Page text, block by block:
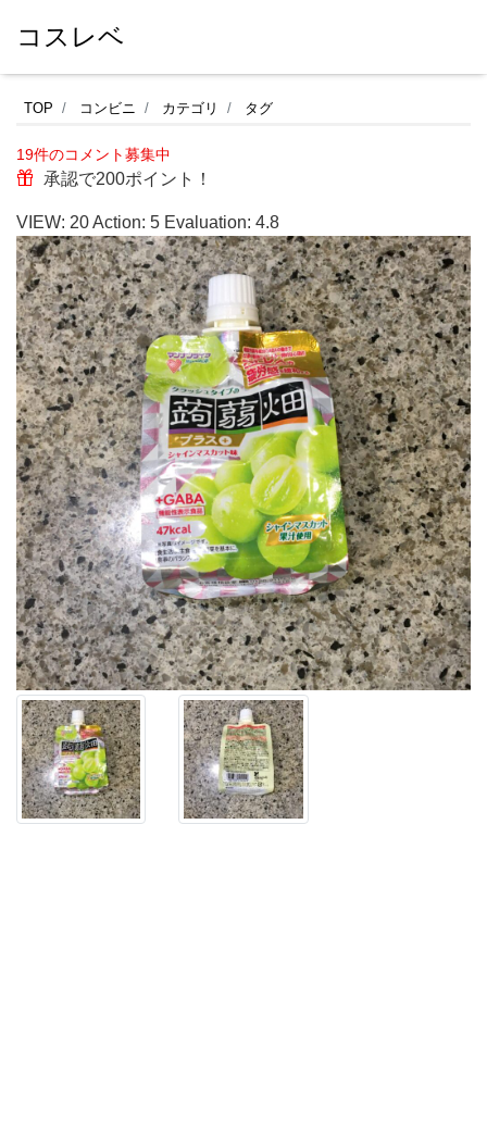
コスレベ
セ
ブ
ン
レ
ブ
ン
の
ゼ
リ
ー
飲
料
コ
ー
ナ
ー
で
見
つ
け
た
【機
TOP コンビニ カテゴリ タグ
19件のコメント募集中
承認で200ポイント！
VIEW: 20Action: 5 Evaluation: 4.8